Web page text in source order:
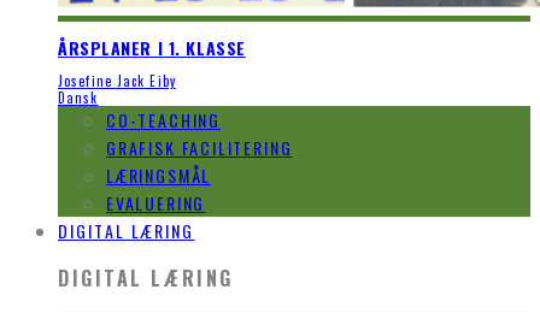
ÅRSPLANER I 1. KLASSE
Josefine Jack Eiby
Dansk
CO-TEACHING
GRAFISK FACILITERING
LÆRINGSMÅL
EVALUERING
DIGITAL LÆRING
DIGITAL LÆRING